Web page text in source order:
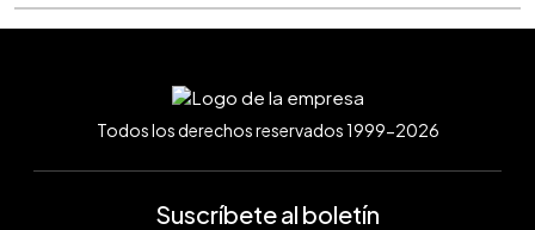
Todos los derechos reservados 1999-2026
Suscríbete al boletín